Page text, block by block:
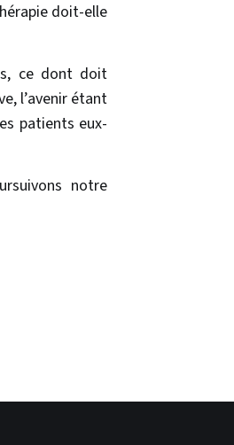
doit-elle
ce dont doit
l’avenir étant
patients eux-
notre